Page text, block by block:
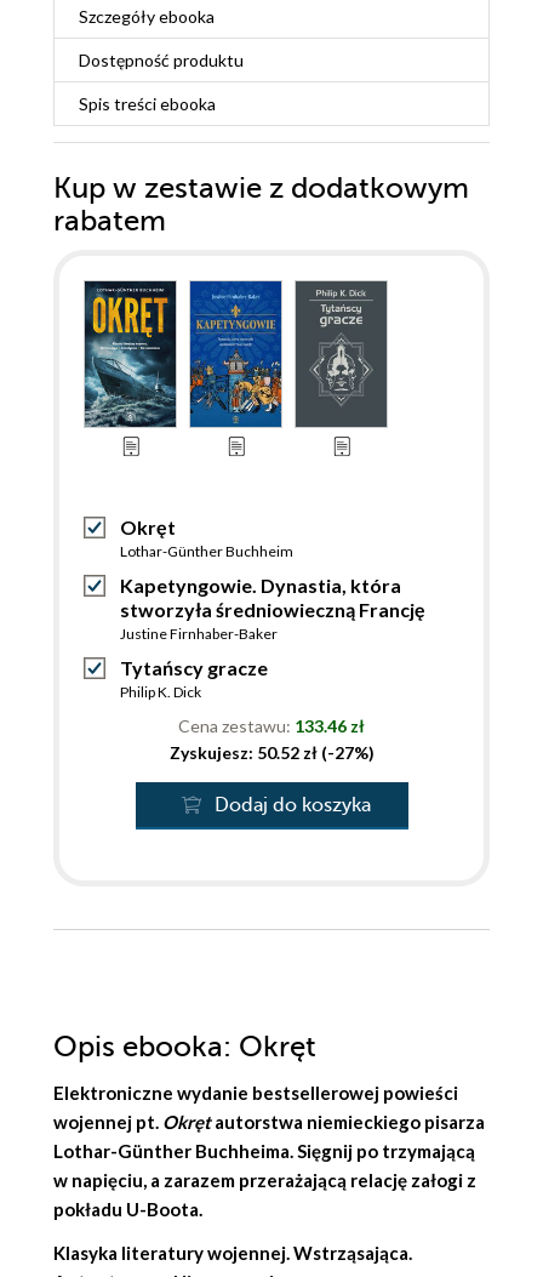
Szczegółyebooka
Dostępność produktu
Spis treściebooka
Kup w zestawie z dodatkowym
rabatem
Okręt
Lothar-Günther Buchheim
Kapetyngowie. Dynastia, która
stworzyła średniowieczną Francję
Justine Firnhaber-Baker
Tytańscy gracze
Philip K. Dick
Cena zestawu: 133.46 zł
Zyskujesz: 50.52 zł (-27%)
Dodaj do koszyka
Opis ebooka: Okręt
Elektroniczne wydanie bestsellerowej powieści
wojennej pt. Okrętautorstwa niemieckiego pisarza
Lothar-Günther Buchheima. Sięgnij po trzymającą
w napięciu, a zarazem przerażającą relację załogi z
pokładu U-Boota.
Klasyka literatury wojennej. Wstrząsająca.